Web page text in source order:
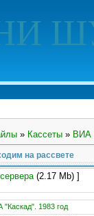
» Кассеты » ВИА
на рассвете
(2.17 Mb) ]
"Каскад". 1983 год